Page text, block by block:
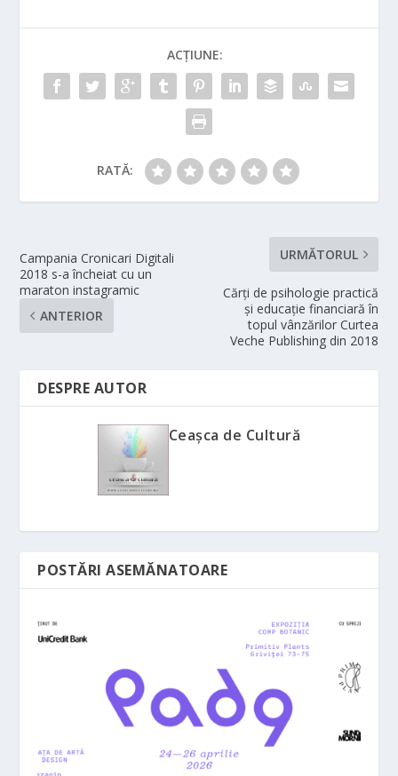
ACȚIUNE:
RATĂ:
Campania Cronicari Digitali
2018 s-a încheiat cu un
maraton instagramic
ANTERIOR
URMĂTORUL
Cărți de psihologie practică
și educație financiară în
topul vânzărilor Curtea
Veche Publishing din 2018
DESPRE AUTOR
Ceașca de Cultură
POSTĂRI ASEMĂNATOARE